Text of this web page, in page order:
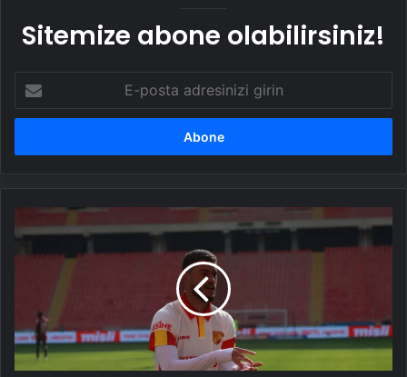
Sitemize abone olabilirsiniz!
posta
adresinizi
Göztepe,
Romulo
Cardoso'nun